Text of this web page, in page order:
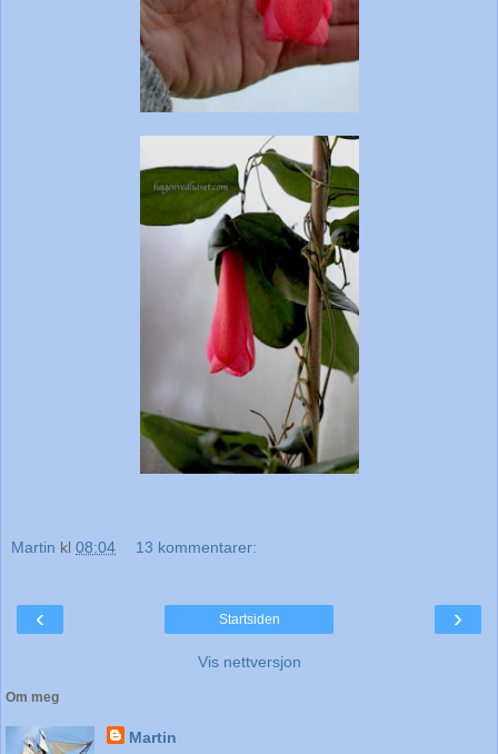
Martin kl 08:04 13 kommentarer:
‹ ›
Startsiden
Vis nettversjon
Om meg
Martin